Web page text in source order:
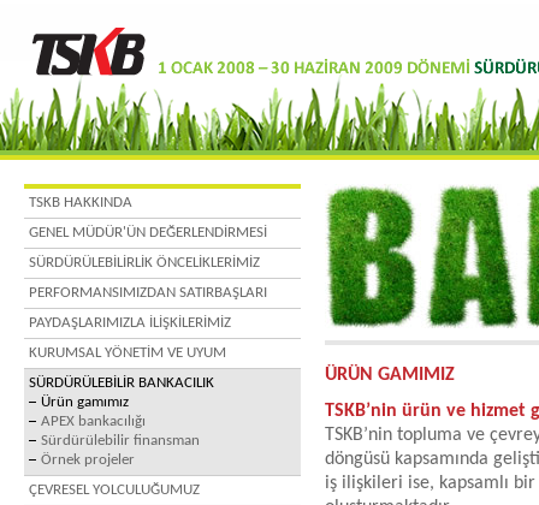
TSKB HAKKINDA
GENEL MÜDÜR'ÜN DEĞERLENDİRMESİ
SÜRDÜRÜLEBİLİRLİK ÖNCELİKLERİMİZ
PERFORMANSIMIZDAN SATIRBAŞLARI
PAYDAŞLARIMIZLA İLİŞKİLERİMİZ
KURUMSAL YÖNETİM VE UYUM
SÜRDÜRÜLEBİLİR BANKACILIK
Ürün gamımız
APEX bankacılığı
Sürdürülebilir finansman
Örnek projeler
ÇEVRESEL YOLCULUĞUMUZ
ÜRÜN GAMIMIZ
TSKB’nin ürün ve hizmet
TSKB’nin topluma ve
döngüsü kapsamında
iş ilişkileri ise, kapsamlı